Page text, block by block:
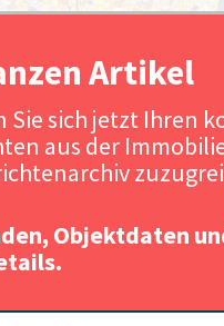
Quelle: Real
Artikel
sich jetzt Ihren
aus der
Objektdaten